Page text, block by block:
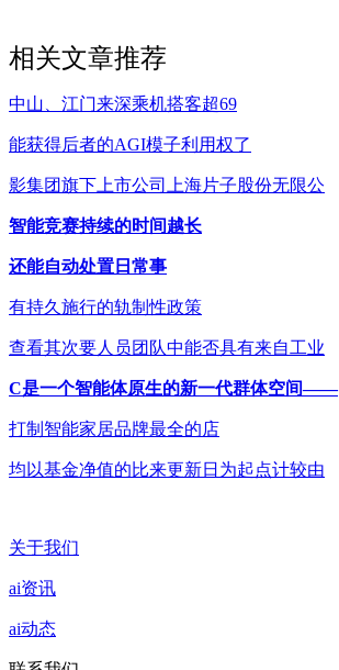
相关文章推荐
中山、江门来深乘机搭客超69
能获得后者的AGI模子利用权了
影集团旗下上市公司上海片子股份无限公
智能竞赛持续的时间越长
还能自动处置日常事
有持久施行的轨制性政策
查看其次要人员团队中能否具有来自工业
C是一个智能体原生的新一代群体空间——
打制智能家居品牌最全的店
均以基金净值的比来更新日为起点计较由
关于我们
ai资讯
ai动态